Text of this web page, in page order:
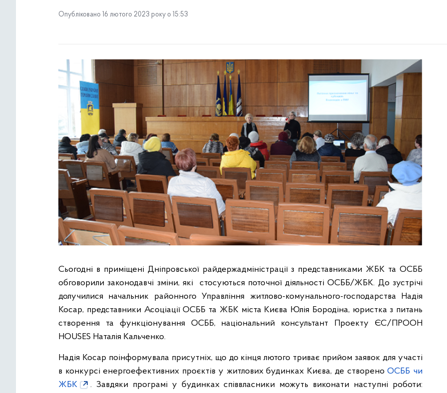
Опубліковано 16 лютого 2023 року о 15:53
Сьогодні в приміщені Дніпровської райдержадміністрації з представниками ЖБК та ОСББ
обговорили законодавчі зміни, які стосуються поточної діяльності ОСББ/ЖБК. До зустрічі
долучилися начальник районного Управління житлово-комунального-господарства Надія
Косар, представники Асоціації ОСББ та ЖБК міста Києва Юлія Бородіна, юристка з питань
створення та функціонування ОСББ, національний консультант Проекту ЄС/ПРООН
HOUSES Наталія Кальченко.
Надія Косар поінформувала присутніх, що до кінця лютого триває прийом заявок для участі
в конкурсі енергоефективних проєктів у житлових будинках Києва, де створеноОСББ чи
ЖБК
. Завдяки програмі у будинках співвласники можуть виконати наступні роботи: